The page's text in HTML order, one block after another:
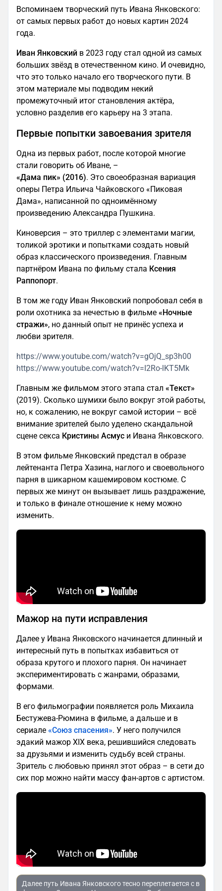
Вспоминаем творческий путь Ивана Янковского:
от самых первых работ до новых картин 2024
года.
Иван Янковский в 2023 году стал одной из самых
больших звёзд в отечественном кино. И очевидно,
что это только начало его творческого пути. В
этом материале мы подводим некий
промежуточный итог становления актёра,
условно разделив его карьеру на 3 этапа.
Первые попытки завоевания зрителя
Одна из первых работ, после которой многие
стали говорить об Иване, –
«Дама пик» (2016). Это своеобразная вариация
оперы Петра Ильича Чайковского «Пиковая
Дама», написанной по одноимённому
произведению Александра Пушкина.
Киноверсия – это триллер с элементами магии,
толикой эротики и попытками создать новый
образ классического произведения. Главным
партнёром Ивана по фильму стала Ксения
Раппопорт.
В том же году Иван Янковский попробовал себя в
роли охотника за нечестью в фильме «Ночные
стражи», но данный опыт не принёс успеха и
любви зрителя.
https://www.youtube.com/watch?v=gOjQ_sp3h00
https://www.youtube.com/watch?v=I2Ro-lKT5Mk
Главным же фильмом этого этапа стал «Текст»
(2019). Сколько шумихи было вокруг этой работы,
но, к сожалению, не вокруг самой истории – всё
внимание зрителей было уделено скандальной
сцене секса Кристины Асмус и Ивана Янковского.
В этом фильме Янковский предстал в образе
лейтенанта Петра Хазина, наглого и своевольного
парня в шикарном кашемировом костюме. С
первых же минут он вызывает лишь раздражение,
и только в финале отношение к нему можно
изменить.
Мажор на пути исправления
Далее у Ивана Янковского начинается длинный и
интересный путь в попытках избавиться от
образа крутого и плохого парня. Он начинает
экспериментировать с жанрами, образами,
формами.
В его фильмографии появляется роль Михаила
Бестужева-Рюмина в фильме, а дальше и в
сериале «Союз спасения». У него получился
эдакий мажор XIX века, решившийся следовать
за друзьями и изменить судьбу всей страны.
Зритель с любовью принял этот образ – в сети до
сих пор можно найти массу фан-артов с артистом.
Далее путь Ивана Янковского тесно переплетается с в